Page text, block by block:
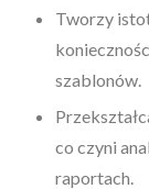
Tworzy
szablonów.
co czyni
raportach.